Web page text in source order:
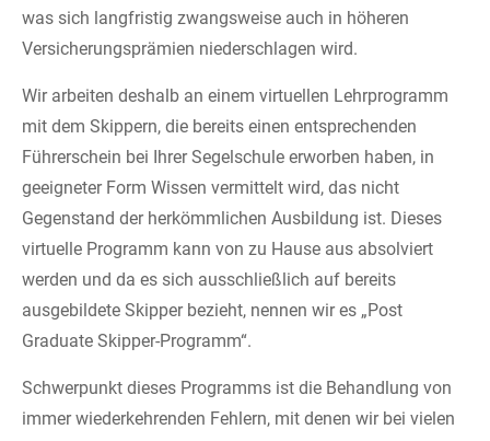
was sich langfristig zwangsweise auch in höheren
Versicherungsprämien niederschlagen wird.
Wir arbeiten deshalb an einem virtuellen Lehrprogramm
mit dem Skippern, die bereits einen entsprechenden
Führerschein bei Ihrer Segelschule erworben haben, in
geeigneter Form Wissen vermittelt wird, das nicht
Gegenstand der herkömmlichen Ausbildung ist. Dieses
virtuelle Programm kann von zu Hause aus absolviert
werden und da es sich ausschließlich auf bereits
ausgebildete Skipper bezieht, nennen wir es „Post
Graduate Skipper-Programm“.
Schwerpunkt dieses Programms ist die Behandlung von
immer wiederkehrenden Fehlern, mit denen wir bei vielen